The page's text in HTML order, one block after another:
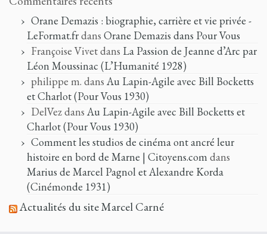
Orane Demazis : biographie, carrière et vie privée -
LeFormat.frdans Orane Demazis dans Pour Vous
Françoise Vivetdans La Passion de Jeanne d’Arc par
Léon Moussinac (L’Humanité 1928)
philippe m. dans Au Lapin-Agile avec Bill Bocketts
et Charlot (Pour Vous 1930)
DelVezdans Au Lapin-Agile avec Bill Bocketts et
Charlot (Pour Vous 1930)
Comment les studios de cinéma ont ancré leur
histoire en bord de Marne | Citoyens.comdans
Marius de Marcel Pagnol et Alexandre Korda
(Cinémonde 1931)
Actualités du site Marcel Carné